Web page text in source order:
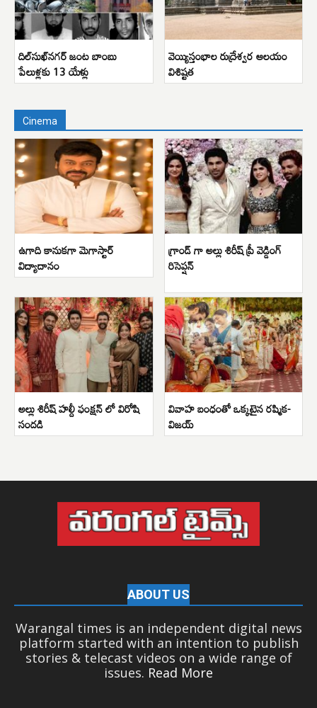
దిల్‌సుఖ్‌నగర్ జంట బాంబు
పేలుళ్లకు 13 యేళ్లు
వెయ్యిస్తంభాల రుద్రేశ్వర ఆలయం
విశిష్టత
Cinema
ఉగాది కానుకగా మెగాస్టార్
విద్యాదానం
గ్రాండ్ గా అల్లు శిరీష్ ప్రీ వెడ్డింగ్
రిసెప్షన్
అల్లు శిరీష్ హల్దీ ఫంక్షన్ లో విరోషి
సందడి
వివాహ బంధంతో ఒక్కటైన రష్మిక-
విజయ్
ABOUT US
Warangal times is an independent digital news
platform started with an intention to publish
stories & telecast videos on a wide range of
issues. Read More